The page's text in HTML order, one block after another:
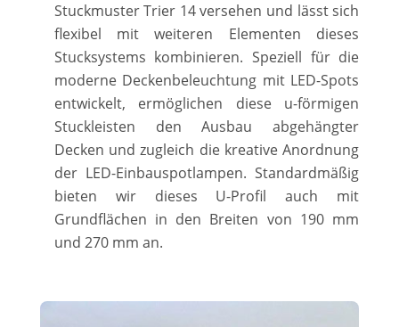
Stuckmuster Trier 14 versehen und lässt sich
flexibel mit weiteren Elementen dieses
Stucksystems kombinieren. Speziell für die
moderne Deckenbeleuchtung mit LED-Spots
entwickelt, ermöglichen diese u-förmigen
Stuckleisten den Ausbau abgehängter
Decken und zugleich die kreative Anordnung
der LED-Einbauspotlampen. Standardmäßig
bieten wir dieses U-Profil auch mit
Grundflächen in den Breiten von 190 mm
und 270 mm an.